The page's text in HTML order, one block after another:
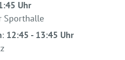
Uhr
Sporthalle
: 12:45 - 13:45 Uhr